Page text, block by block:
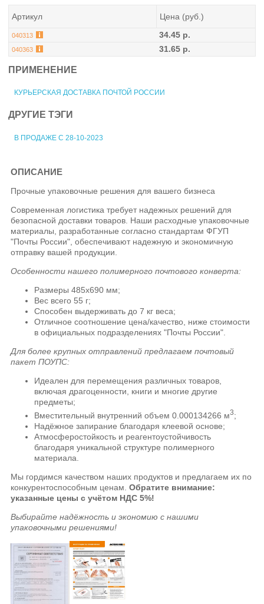
Артикул Цена (руб.)
040313 34.45 р.
040363 31.65 р.
ПРИМЕНЕНИЕ
КУРЬЕРСКАЯ ДОСТАВКА ПОЧТОЙ РОССИИ
ДРУГИЕ ТЭГИ
В ПРОДАЖЕ С 28-10-2023
ОПИСАНИЕ
Прочные упаковочные решения для вашего бизнеса
Современная логистика требует надежных решений для
безопасной доставки товаров. Наши расходные упаковочные
материалы, разработанные согласно стандартам ФГУП
"Почты России", обеспечивают надежную и экономичную
отправку вашей продукции.
Особенности нашего полимерного почтового конверта:
Размеры 485х690 мм;
Вес всего 55 г;
Способен выдерживать до 7 кг веса;
Отличное соотношение цена/качество, ниже стоимости
в официальных подразделениях "Почты России".
Для более крупных отправлений предлагаем почтовый
пакет ПОУПС:
Идеален для перемещения различных товаров,
включая драгоценности, книги и многие другие
предметы;
Вместительный внутренний объем 0.000134266 м3;
Надёжное запирание благодаря клеевой основе;
Атмосферостойкость и реагентоустойчивость
благодаря уникальной структуре полимерного
материала.
Мы гордимся качеством наших продуктов и предлагаем их по
конкурентоспособным ценам.Обратите внимание:
указанные цены с учётом НДС 5%!
Выбирайте надёжность и экономию с нашими
упаковочными решениями!